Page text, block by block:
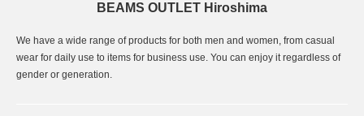
BEAMS OUTLET Hiroshima
We have a wide range of products for both men and women, from casual
wear for daily use to items for business use. You can enjoy it regardless of
gender or generation.